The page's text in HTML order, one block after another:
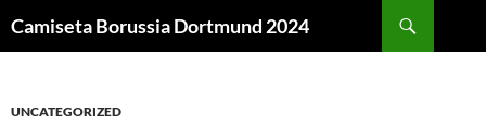
Camiseta Borussia Dortmund 2024
UNCATEGORIZED